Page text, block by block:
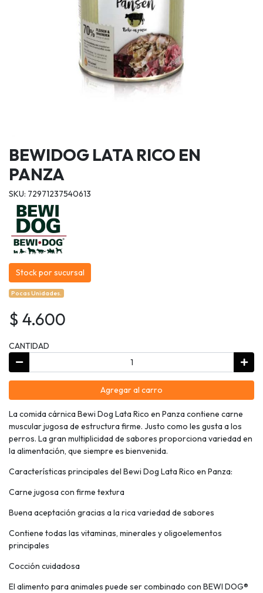
BEWIDOG LATA RICO EN
PANZA
SKU: 72971237540613
Stock por sucursal
Pocas Unidades.
$ 4.600
CANTIDAD
Agregar al carro
La comida cárnica Bewi Dog Lata Rico en Panza contiene carne
muscular jugosa de estructura firme. Justo como les gusta a los
perros. La gran multiplicidad de sabores proporciona variedad en
la alimentación, que siempre es bienvenida.
Características principales del Bewi Dog Lata Rico en Panza:
Carne jugosa con firme textura
Buena aceptación gracias a la rica variedad de sabores
Contiene todas las vitaminas, minerales y oligoelementos
principales
Cocción cuidadosa
El alimento para animales puede ser combinado con BEWI DOG®